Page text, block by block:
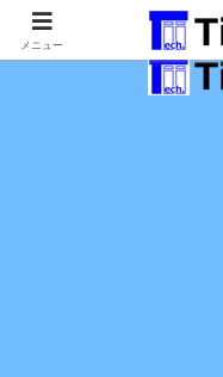
最新の科
メニュー